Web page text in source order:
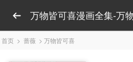
万物皆可喜漫画全集-万
首页 > 蔷薇 > 万物皆可喜